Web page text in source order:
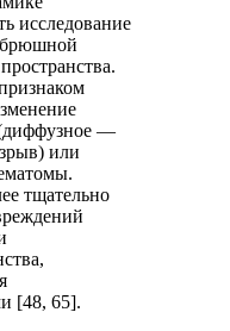
исследование
брюшной
—
или
тщательно
[48, 65].